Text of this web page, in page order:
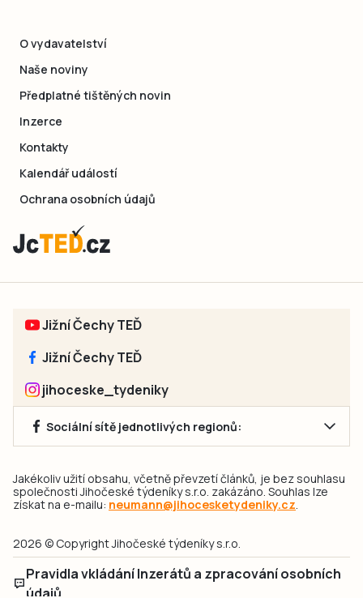
O vydavatelství
Naše noviny
Předplatné tištěných novin
Inzerce
Kontakty
Kalendář událostí
Ochrana osobních údajů
Jižní Čechy TEĎ
Jižní Čechy TEĎ
jihoceske_tydeniky
Sociální sítě jednotlivých regionů:
Jakékoliv užití obsahu, včetně převzetí článků, je bez souhlasu
společnosti Jihočeské týdeníky s.r.o. zakázáno. Souhlas lze
získat na e-mailu: neumann@jihocesketydeniky.cz.
2026 © Copyright Jihočeské týdeníky s.r.o.
Pravidla vkládání Inzerátů a zpracování osobních
údajů